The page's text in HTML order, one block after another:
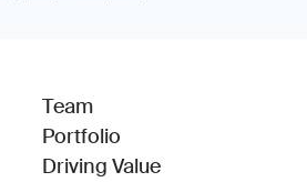
Team
Portfolio
Driving Value